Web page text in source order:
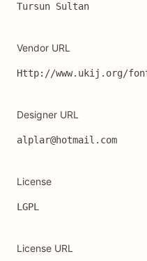
Tursun Sultan
Vendor URL
Http://www.ukij.org/
Designer URL
alplar@hotmail.com
License
LGPL
License URL